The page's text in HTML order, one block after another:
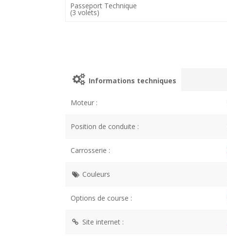
Passeport Technique
(3 volets)
Informations techniques
Moteur :
Position de conduite :
Carrosserie :
Couleurs
Options de course :
Site internet :